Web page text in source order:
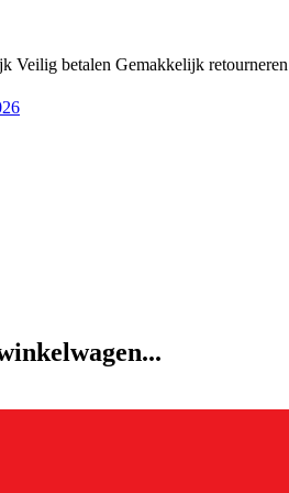
Veilig betalen Gemakkelijk retourneren